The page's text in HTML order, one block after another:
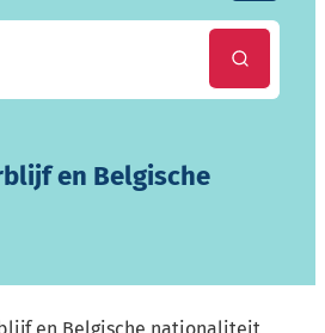
Zoeken
en Belgische